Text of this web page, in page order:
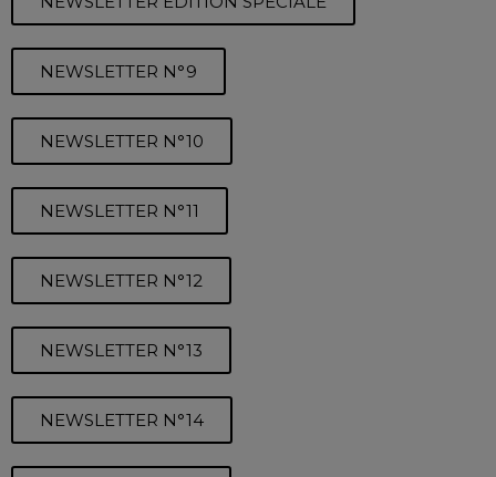
NEWSLETTER N°9
NEWSLETTER N°10
NEWSLETTER N°11
NEWSLETTER N°12
NEWSLETTER N°13
NEWSLETTER N°14